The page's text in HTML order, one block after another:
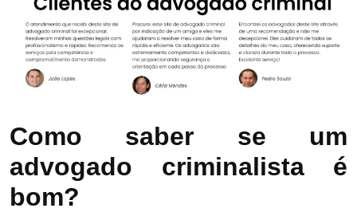
Como saber se um
advogado criminalista é
bom?